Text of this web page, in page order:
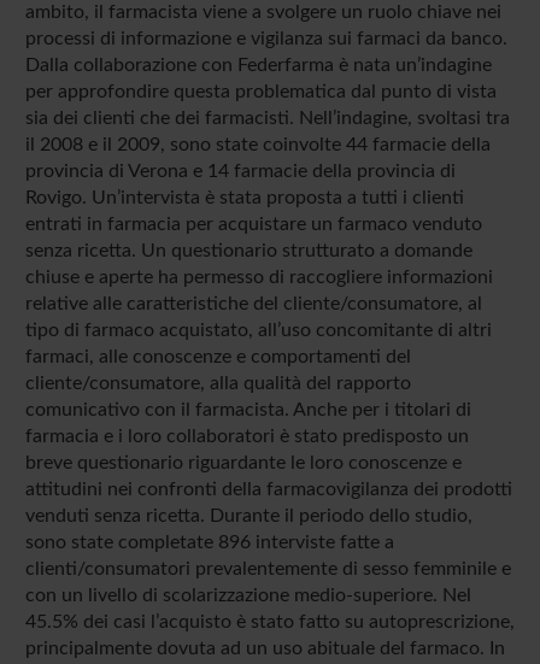
ambito, il farmacista viene a svolgere un ruolo chiave nei
processi di informazione e vigilanza sui farmaci da banco.
Dalla collaborazione con Federfarma è nata un’indagine
per approfondire questa problematica dal punto di vista
sia dei clienti che dei farmacisti. Nell’indagine, svoltasi tra
il 2008 e il 2009, sono state coinvolte 44 farmacie della
provincia di Verona e 14 farmacie della provincia di
Rovigo. Un’intervista è stata proposta a tutti i clienti
entrati in farmacia per acquistare un farmaco venduto
senza ricetta. Un questionario strutturato a domande
chiuse e aperte ha permesso di raccogliere informazioni
relative alle caratteristiche del cliente/consumatore, al
tipo di farmaco acquistato, all’uso concomitante di altri
farmaci, alle conoscenze e comportamenti del
cliente/consumatore, alla qualità del rapporto
comunicativo con il farmacista. Anche per i titolari di
farmacia e i loro collaboratori è stato predisposto un
breve questionario riguardante le loro conoscenze e
attitudini nei confronti della farmacovigilanza dei prodotti
venduti senza ricetta. Durante il periodo dello studio,
sono state completate 896 interviste fatte a
clienti/consumatori prevalentemente di sesso femminile e
con un livello di scolarizzazione medio-superiore. Nel
45.5% dei casi l’acquisto è stato fatto su autoprescrizione,
principalmente dovuta ad un uso abituale del farmaco. In